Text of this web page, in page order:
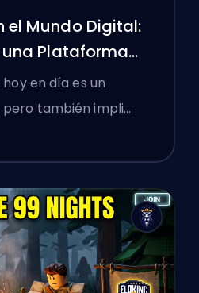
el Mundo Digital:
una Plataforma
a los
sobre
en día es un
pero también impli…